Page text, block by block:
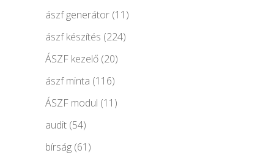
ászf generátor (11)
ászf készítés (224)
ÁSZF kezelő (20)
ászf minta (116)
ÁSZF modul (11)
audit (54)
bírság (61)